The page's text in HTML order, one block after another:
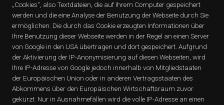
„Cookies“, also Textdateien, die auf Ihrem Computer gespeichert
werden und die eine Analyse der Benutzung der Webseite durch Sie
ermöglichen. Die durch das Cookie erzeugten Informationen über
Ihre Benutzung dieser Webseite werden in der Regel an einen Server
von Google in den USA übertragen und dort gespeichert. Aufgrund
der Aktivierung der IP-Anonymisierung auf diesen Webseiten, wird
Ihre IP-Adresse von Google jedoch innerhalb von Mitgliedstaaten
der Europäischen Union oder in anderen Vertragsstaaten des
Abkommens über den Europäischen Wirtschaftsraum zuvor
gekürzt. Nur in Ausnahmefällen wird die volle IP-Adresse an einen